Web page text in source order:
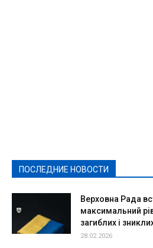
ПОСЛЕДНИЕ НОВОСТИ
Верховна Рада
максимальний
загиблих і
28.02.2026